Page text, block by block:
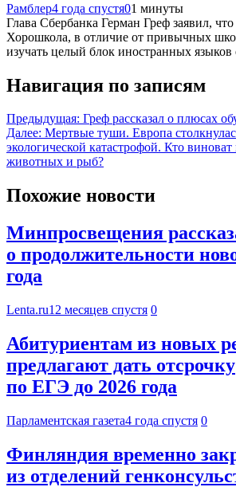
Рамблер4 года спустя01 минуты
Глава Сбербанка Герман Греф заявил,
Хорошкола, в отличие от привычных
изучать целый блок иностранных языков
Навигация по записям
Предыдущая: Греф рассказал о плюсах
Далее: Мертвые туши. Европа
экологической катастрофой. Кто
животных и рыб?
Похожие новости
Минпросвещения
о продолжительности
года
Lenta.ru12 месяцев спустя 0
Абитуриентам из новых
предлагают дать отсрочку
по ЕГЭ до 2026 года
Парламентская газета4 года спустя 0
Финляндия временно
из отделений